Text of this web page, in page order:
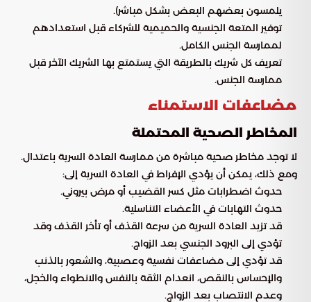
يلمسون بعضهم البعض بشكل مباشر).
توفير المتعة الجنسية والحميمية للشركاء قبل استعدادهم
لممارسة الجنس الكامل.
تعريف كل شريك بالطريقة التي يستمتع بها الشريك الآخر قبل
ممارسة الجنس.
مضاعفات الاستمناء
المخاطر الصحية المحتملة
لا توجد مخاطر صحية مباشرة من ممارسة العادة السرية باعتدال.
ومع ذلك، يمكن أن يؤدي الإفراط في العادة السرية إلى:
حدوث اضطرابات مثل كسر القضيب أو مرض بيروني.
حدوث التهابات في الأعضاء التناسلية.
قد تزيد العادة السرية من سرعة القذف أو تأخر القذف وقد
تؤدي إلى البرود الجنسي بعد الزواج.
قد تؤدي إلى مضاعفات نفسية وعصبية، والشعور بالذنب
والإحساس بالنقص، انعدام الثقة بالنفس والانطواء والخجل،
وعدم الانتصاب بعد الزواج.